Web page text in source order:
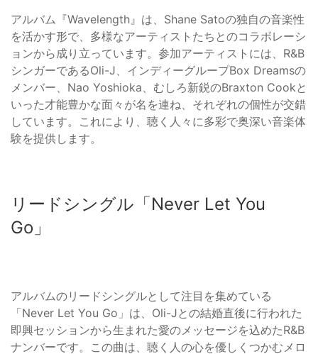
アルバム『Wavelength』は、Shane Satoの独自の音楽性
を活かす形で、多様なアーティストたちとのコラボレーシ
ョンから成り立っています。参加アーティストには、R&B
シンガーであるOli-J、インディーグループBox Dreamsの
メンバー、Nao Yoshioka、むしろ新鋭のBraxton Cookと
いった才能豊かな面々が名を連ね、それぞれの個性が交錯
しています。これにより、聴く人々に多彩で奥深い音楽体
験を提供します。
リードシングル「Never Let You
Go」
アルバムのリードシングルとして注目を集めている
「Never Let You Go」は、Oli-Jとの結婚直後に行われた
即興セッションから生まれた愛のメッセージを込めたR&B
ナンバーです。この曲は、聴く人の心を優しくつかむメロ